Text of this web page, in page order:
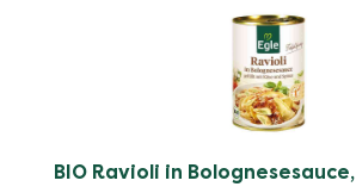
BIO Ravioli in